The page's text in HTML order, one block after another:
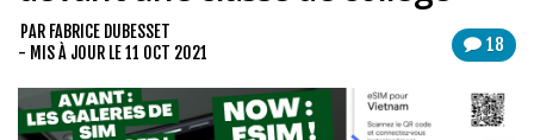
Guides voyages
Contact
18
PAR FABRICE DUBESSET
- MIS À JOUR LE11 OCT 2021